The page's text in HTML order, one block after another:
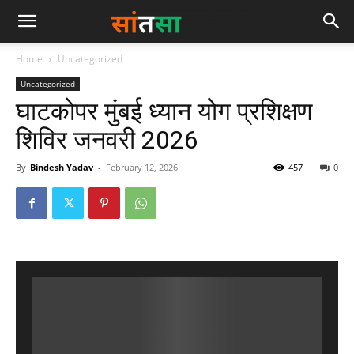
Home Uncategorized
Uncategorized
घाटकोपर मुंबई ध्यान योग प्रशिक्षण
शिविर जनवरी 2026
By Bindesh Yadav - February 12, 2026 0
457